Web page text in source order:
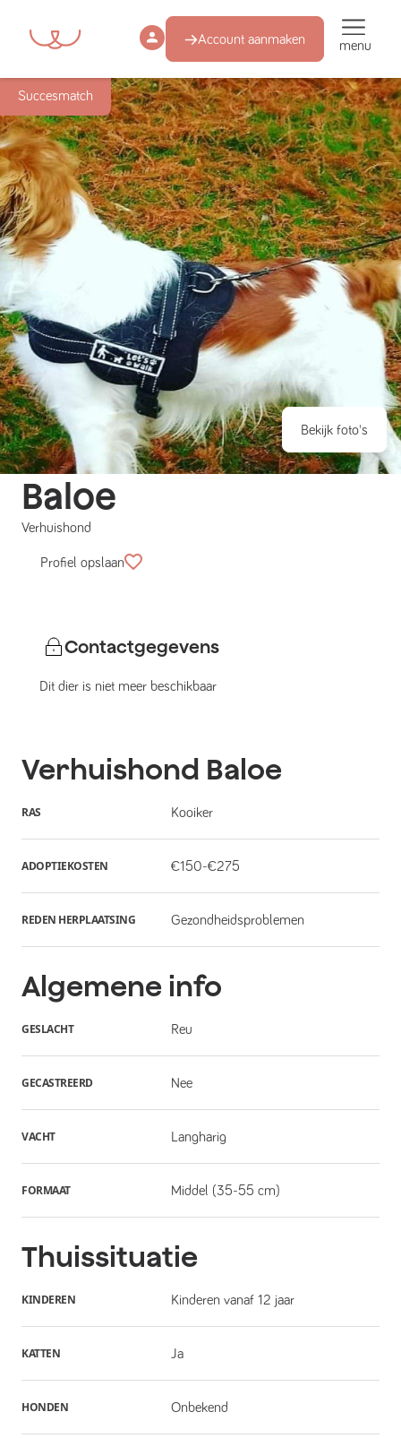
Account aanmaken menu
Succesmatch
Bekijk foto's
Baloe
Verhuishond
Profiel opslaan
Contactgegevens
Dit dier is niet meer beschikbaar
Verhuishond Baloe
RAS Kooiker
ADOPTIEKOSTEN €150-€275
REDEN HERPLAATSING Gezondheidsproblemen
Algemene info
GESLACHT Reu
GECASTREERD Nee
VACHT Langharig
FORMAAT Middel (35-55 cm)
Thuissituatie
KINDEREN Kinderen vanaf 12 jaar
KATTEN Ja
HONDEN Onbekend